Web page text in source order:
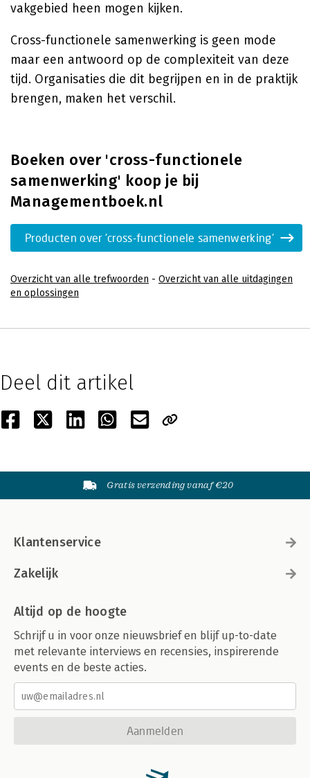
vakgebied heen mogen kijken.
Cross-functionele samenwerking is geen mode
maar een antwoord op de complexiteit van deze
tijd. Organisaties die dit begrijpen en in de praktijk
brengen, maken het verschil.
Boeken over 'cross-functionele
samenwerking' koop je bij
Managementboek.nl
Producten over 'cross-functionele samenwerking'
Overzicht van alle trefwoorden - Overzicht van alle uitdagingen
en oplossingen
Deel dit artikel
Gratis verzending vanaf €20
Klantenservice
Zakelijk
Altijd op de hoogte
Schrijf u in voor onze nieuwsbrief en blijf up-to-date
met relevante interviews en recensies, inspirerende
events en de beste acties.
Aanmelden